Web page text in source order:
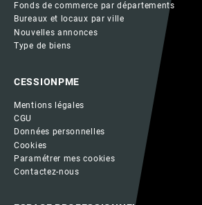
Fonds de commerce par départements
Bureaux et locaux par ville
Nouvelles annonces
Type de biens
CESSIONPME
Mentions légales
CGU
Données personnelles
Cookies
Paramétrer mes cookies
Contactez-nous